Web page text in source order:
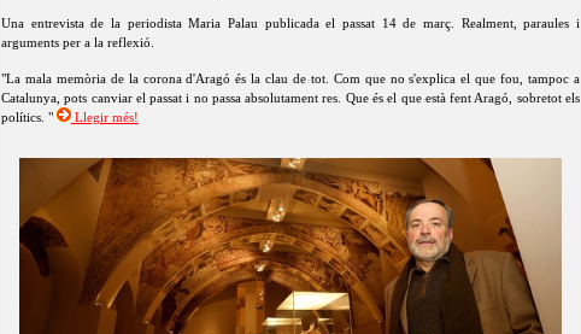
Una entrevista de la periodista Maria Palau publicada el passat 14 de març. Realment, paraules i
arguments per a la reflexió.
"La mala memòria de la corona d'Aragó és la clau de tot. Com que no s'explica el que fou, tampoc a
Catalunya, pots canviar el passat i no passa absolutament res. Que és el que està fent Aragó, sobretot els
polítics. "
Llegir més!